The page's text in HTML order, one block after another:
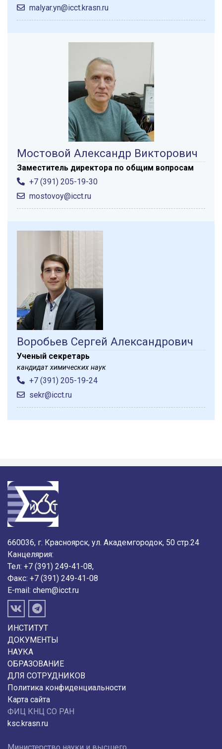
malyar.yn@icct.krasn.ru
Мостовой Александр Викторович
Заместитель директора по общим вопросам
+7 (391) 205-19-30
mostovoy@icct.ru
Воробьев Сергей Александрович
Ученый секретарь
кандидат химических наук
+7 (391) 205-19-24
sekr@icct.ru
660036, г. Красноярск, ул. Академгородок, 50 стр.24
Канцелярия:
Тел: +7 (391) 249-41-08,
Факс: +7 (391) 249-41-08
E-mail: chem@icct.ru
ИНСТИТУТ
ДОКУМЕНТЫ
НАУКА
ОБРАЗОВАНИЕ
ДЛЯ СОТРУДНИКОВ
Политика конфиденциальности
Карта сайта
ФИЦ КНЦ СО РАН
ksc.krasn.ru